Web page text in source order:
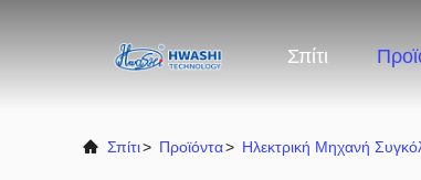
Σπίτι
Σπίτι> Προϊόντα> Ηλεκτρική Μηχανή